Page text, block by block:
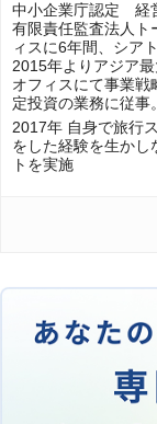
中小企業庁認定 経
有限責任監査法人ト
ィスに6年間、シア
2015年よりアジア
オフィスにて事業戦
定投資の業務に従事。
2017年 自身で旅行
をした経験を生かし
トを実施